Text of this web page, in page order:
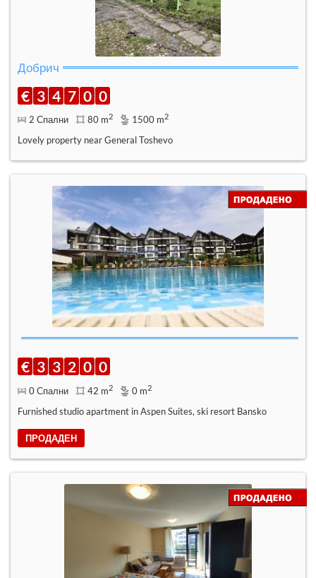
Добрич
€ 3 4 7 0 0
2 Спални 80 m2 1500 m2
Lovely property near General Toshevo
€ 3 3 2 0 0
0 Спални 42 m2 0 m2
Furnished studio apartment in Aspen Suites, ski resort Bansko
ПРОДАДЕН